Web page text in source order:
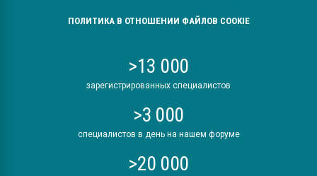
ПОЛИТИКА В ОТНОШЕНИИ ФАЙЛОВ COOKIE
>13 000
зарегистрированных специалистов
>3 000
специалистов в день на нашем форуме
>20 000